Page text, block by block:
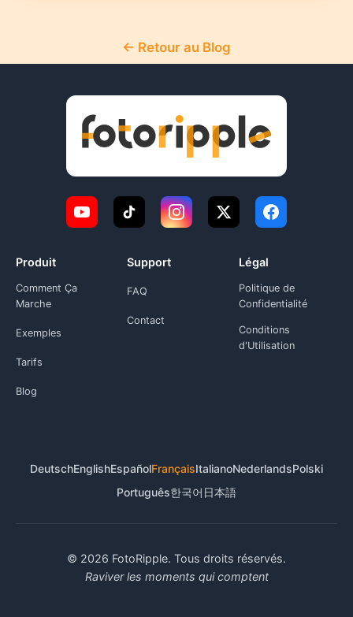
← Retour au Blog
Produit
Comment Ça
Marche
Exemples
Tarifs
Blog
Support
FAQ
Contact
Légal
Politique de
Confidentialité
Conditions
d'Utilisation
DeutschEnglishEspañolFrançaisItalianoNederlandsPolski
Português한국어 日本語
© 2026 FotoRipple. Tous droits réservés.
Raviver les moments qui comptent